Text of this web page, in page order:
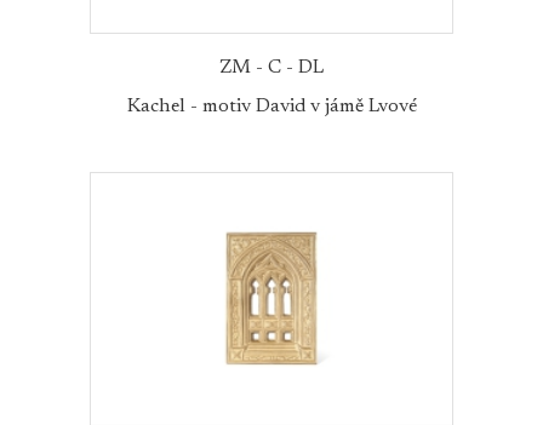
ZM - C - DL
Kachel - motiv David v jámě Lvové